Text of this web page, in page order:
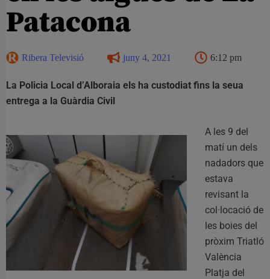
Patacona
Ribera Televisió juny 4, 2021 6:12 pm
La Policia Local d’Alboraia els ha custodiat fins la seua
entrega a la Guàrdia Civil
A les 9 del
matí un dels
nadadors que
estava
revisant la
col·locació de
les boies del
pròxim Triatló
València
Platja del